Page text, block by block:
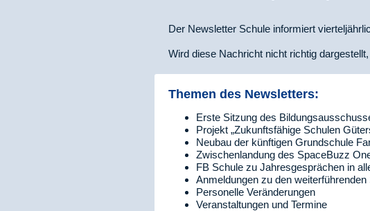
Der Newsletter Schule informiert
Wird diese Nachricht nicht richtig
Themen des Newsletters:
Erste Sitzung des
Projekt „Zukunftsfähige Schulen
Neubau der künftigen Grundschule
Zwischenlandung des SpaceBuzz
FB Schule zu Jahresgesprächen in
Anmeldungen zu den weiterführenden
Personelle Veränderungen
Veranstaltungen und Termine